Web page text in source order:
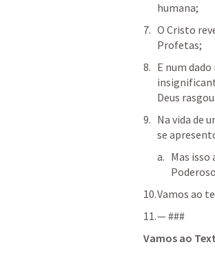
humana;
O Cristo
Profetas;
E num
Deus
Na vida de
se
Mas
Vamos ao
— ###
Vamos ao